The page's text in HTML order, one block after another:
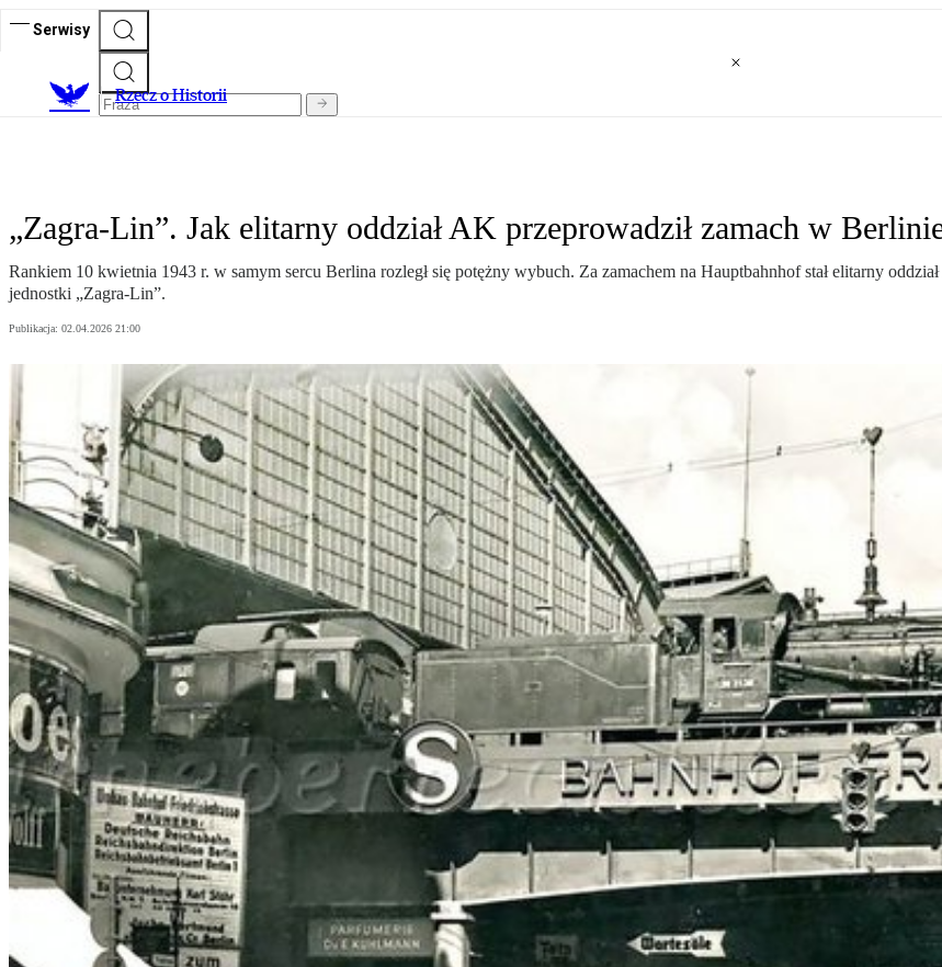
Serwisy
Rzecz o Historii
„Zagra-Lin”. Jak elitarny oddział AK przeprowadził zamach w
Rankiem 10 kwietnia 1943 r. w samym sercu Berlina rozległ się potężny wybuch. Za zamachem na Hauptbahnhof stał elitarny
jednostki „Zagra-Lin”.
Publikacja: 02.04.2026 21:00